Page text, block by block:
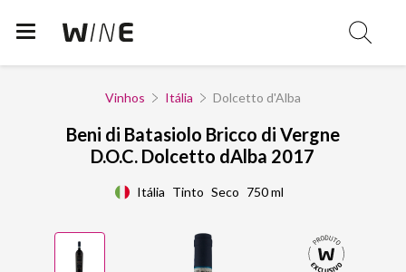
Vinhos Itália Dolcetto d'Alba
Beni di Batasiolo Bricco di Vergne
D.O.C. Dolcetto dAlba 2017
Itália Tinto Seco 750 ml